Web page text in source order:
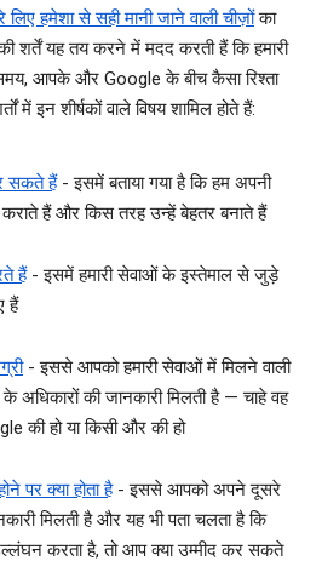
लिए हमेशा से सही मानी जाने वाली चीज़ोंका
शर्तें यह तय करने में मदद करती हैं कि हमारी
आपके और Google के बीच कैसा रिश्ता
में इन शीर्षकों वाले विषय शामिल होते हैं:
सकते हैं- इसमें बताया गया है कि हम अपनी
हैं और किस तरह उन्हें बेहतर बनाते हैं
हैं- इसमें हमारी सेवाओं के इस्तेमाल से जुड़े
हैं
- इससे आपको हमारी सेवाओं में मिलने वाली
के अधिकारों की जानकारी मिलती है — चाहे वह
की हो या किसी और की हो
पर क्या होता है- इससे आपको अपने दूसरे
मिलती है और यह भी पता चलता है कि
करता है, तो आप क्या उम्मीद कर सकते